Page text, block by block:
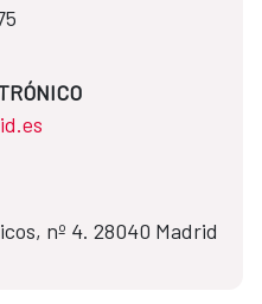
nº 4. 28040 Madrid